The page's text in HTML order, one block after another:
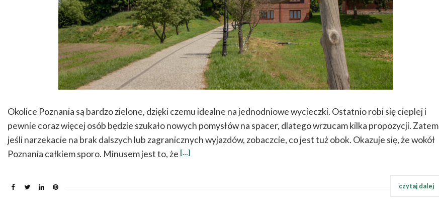
Okolice Poznania są bardzo zielone, dzięki czemu idealne na jednodniowe wycieczki. Ostatnio robi się cieplej i
pewnie coraz więcej osób będzie szukało nowych pomysłów na spacer, dlatego wrzucam kilka propozycji. Zatem
jeśli narzekacie na brak dalszych lub zagranicznych wyjazdów, zobaczcie, co jest tuż obok. Okazuje się, że wokół
Poznania całkiem sporo. Minusem jest to, że […]